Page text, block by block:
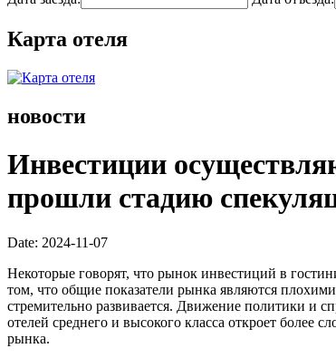
Карта отеля
новости
Инвестиции
прошли стадию
Date: 2024-11-07
Некоторые говорят, что рынок инвестиций в
том, что общие показатели рынка являются
стремительно развивается. Движение политики и
отелей среднего и высокого класса откроет
рынка.